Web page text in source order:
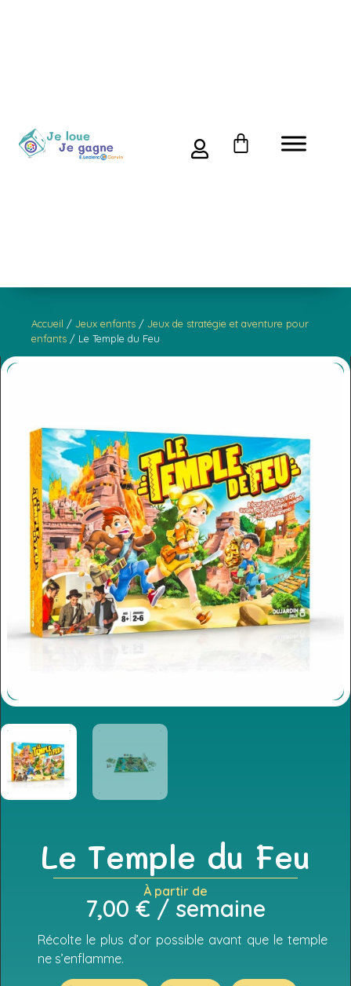
Accueil /Jeux enfants /Jeux de stratégie et aventure pour
enfants / Le Temple du Feu
Le Temple du Feu
À partir de
7,00 € / semaine
Récolte le plus d’or possible avant que le temple
ne s’enflamme.